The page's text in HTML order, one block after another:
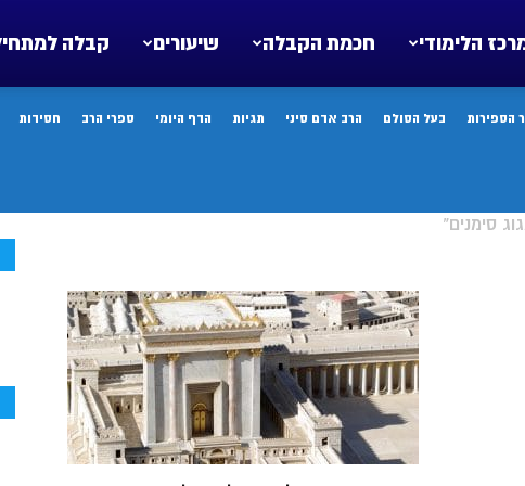
קבלה שיעורים חכמת הקבלה הלימודי
הספירות בעל הסולם הרב אדם סיני תגיות הדף היומי ספרי הרב חסידות
סימנים"